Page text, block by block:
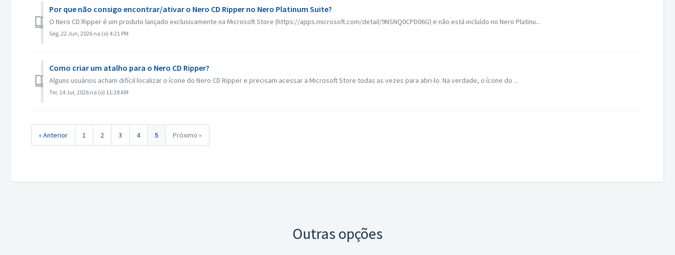
Por que não consigo encontrar/ativar o Nero CD Ripper no Nero Platinum Suite?
O Nero CD Ripper é um produto lançado exclusivamente na Microsoft Store (https://apps.microsoft.com/detail/9NSNQ0CPD06G) e não está incluído no Nero Platinu...
Seg, 22 Jun, 2026 na (o) 4:21 PM
Como criar um atalho para o Nero CD Ripper?
Alguns usuários acham difícil localizar o ícone do Nero CD Ripper e precisam acessar a Microsoft Store todas as vezes para abri-lo. Na verdade, o ícone do ...
Ter, 14 Jul, 2026 na (o) 11:28 AM
« Anterior 1 2 3 4 5 Próximo »
Outras opções